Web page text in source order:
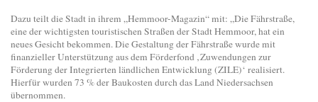
Dazu teilt die Stadt in ihrem „Hemmoor-Magazin“ mit: „Die Fährstraße,
eine der wichtigsten touristischen Straßen der Stadt Hemmoor, hat ein
neues Gesicht bekommen. Die Gestaltung der Fährstraße wurde mit
finanzieller Unterstützung aus dem Förderfond ‚Zuwendungen zur
Förderung der Integrierten ländlichen Entwicklung (ZILE)‘ realisiert.
Hierfür wurden 73 % der Baukosten durch das Land Niedersachsen
übernommen.